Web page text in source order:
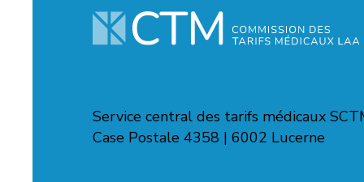
Service central des tarifs médicaux
Case Postale 4358 | 6002 Lucerne